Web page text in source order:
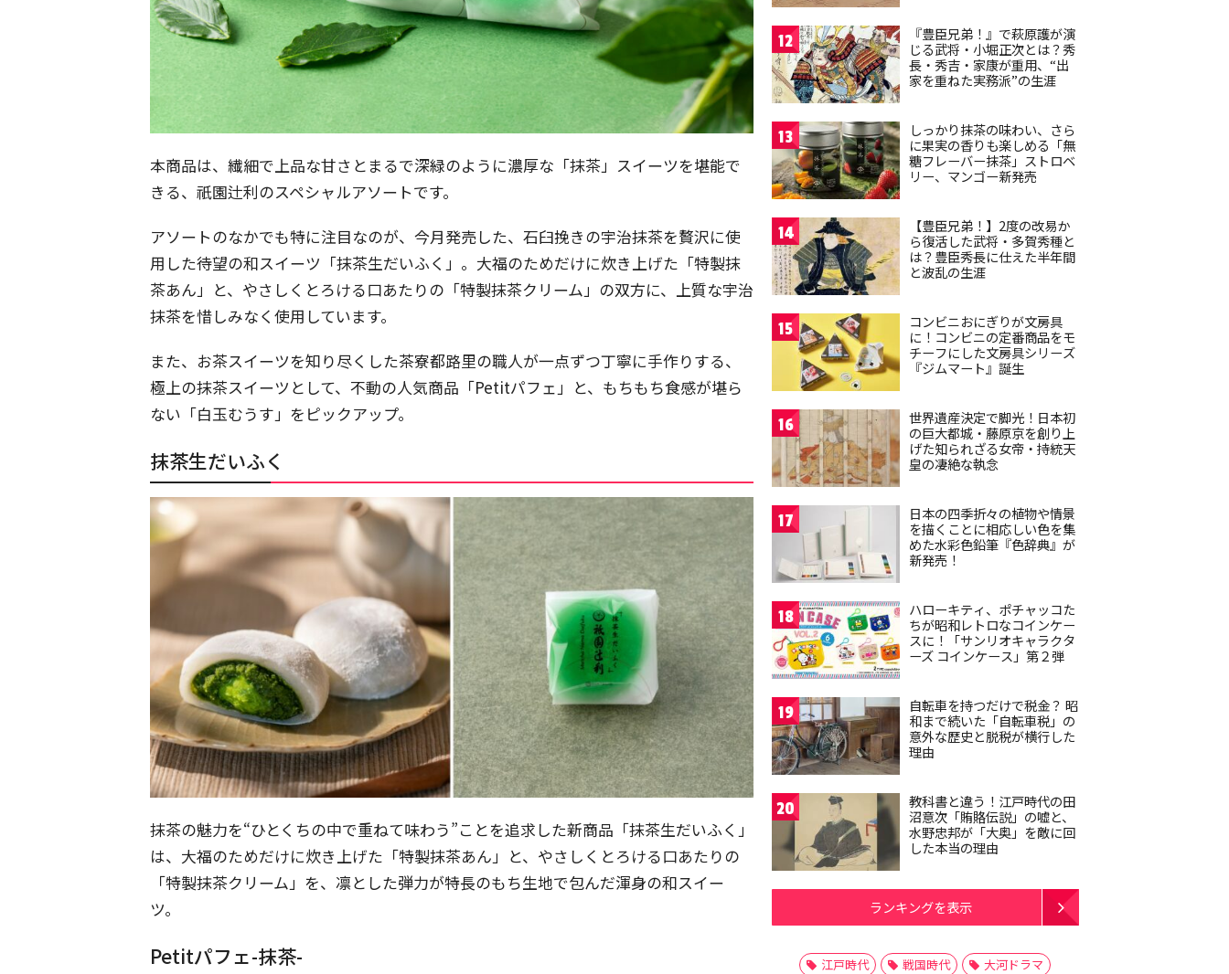
本商品は、繊細で上品な甘さとまるで深緑のように濃厚な「抹茶」スイーツを堪能で
きる、祇園辻利のスペシャルアソートです。
アソートのなかでも特に注目なのが、今月発売した、石臼挽きの宇治抹茶を贅沢に使
用した待望の和スイーツ「抹茶生だいふく」。大福のためだけに炊き上げた「特製抹
茶あん」と、やさしくとろける口あたりの「特製抹茶クリーム」の双方に、上質な宇治
抹茶を惜しみなく使用しています。
また、お茶スイーツを知り尽くした茶寮都路里の職人が一点ずつ丁寧に手作りする、
極上の抹茶スイーツとして、不動の人気商品「Petitパフェ」と、もちもち食感が堪ら
ない「白玉むうす」をピックアップ。
抹茶生だいふく
抹茶の魅力を“ひとくちの中で重ねて味わう”ことを追求した新商品「抹茶生だいふく」
は、大福のためだけに炊き上げた「特製抹茶あん」と、やさしくとろける口あたりの
「特製抹茶クリーム」を、凛とした弾力が特長のもち生地で包んだ渾身の和スイー
ツ。
Petitパフェ-抹茶-
12
『豊臣兄弟！』で萩原護が演
じる武将・小堀正次とは？秀
長・秀吉・家康が重用、“出
家を重ねた実務派”の生涯
13
しっかり抹茶の味わい、さら
に果実の香りも楽しめる「無
糖フレーバー抹茶」ストロベ
リー、マンゴー新発売
14
【豊臣兄弟！】2度の改易か
ら復活した武将・多賀秀種と
は？豊臣秀長に仕えた半年間
と波乱の生涯
15
コンビニおにぎりが文房具
に！コンビニの定番商品をモ
チーフにした文房具シリーズ
『ジムマート』誕生
16
世界遺産決定で脚光！日本初
の巨大都城・藤原京を創り上
げた知られざる女帝・持統天
皇の凄絶な執念
17
日本の四季折々の植物や情景
を描くことに相応しい色を集
めた水彩色鉛筆『色辞典』が
新発売！
18
ハローキティ、ポチャッコた
ちが昭和レトロなコインケー
スに！「サンリオキャラクタ
ーズ コインケース」第２弾
19
自転車を持つだけで税金？ 昭
和まで続いた「自転車税」の
意外な歴史と脱税が横行した
理由
20
教科書と違う！江戸時代の田
沼意次「賄賂伝説」の嘘と、
水野忠邦が「大奥」を敵に回
した本当の理由
ランキングを表示
江戸時代 戦国時代
大河ドラマ